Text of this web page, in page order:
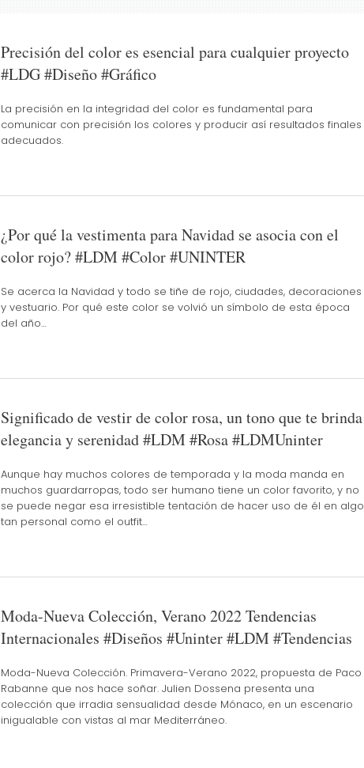
Precisión del color es esencial para cualquier proyecto
#LDG #Diseño #Gráfico
La precisión en la integridad del color es fundamental para
comunicar con precisión los colores y producir así resultados finales
adecuados.
¿Por qué la vestimenta para Navidad se asocia con el
color rojo? #LDM #Color #UNINTER
Se acerca la Navidad y todo se tiñe de rojo, ciudades, decoraciones
y vestuario. Por qué este color se volvió un símbolo de esta época
del año…
Significado de vestir de color rosa, un tono que te brinda
elegancia y serenidad #LDM #Rosa #LDMUninter
Aunque hay muchos colores de temporada y la moda manda en
muchos guardarropas, todo ser humano tiene un color favorito, y no
se puede negar esa irresistible tentación de hacer uso de él en algo
tan personal como el outfit…
Moda-Nueva Colección, Verano 2022 Tendencias
Internacionales #Diseños #Uninter #LDM #Tendencias
Moda-Nueva Colección. Primavera-Verano 2022, propuesta de Paco
Rabanne que nos hace soñar. Julien Dossena presenta una
colección que irradia sensualidad desde Mónaco, en un escenario
inigualable con vistas al mar Mediterráneo.